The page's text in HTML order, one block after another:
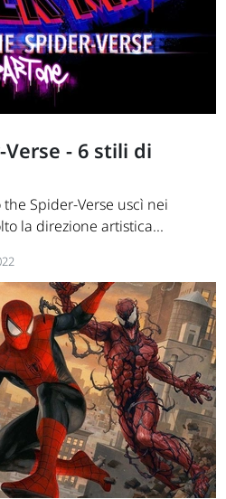
- 6 stili di
Spider-Verse uscì nei
la direzione artistica...